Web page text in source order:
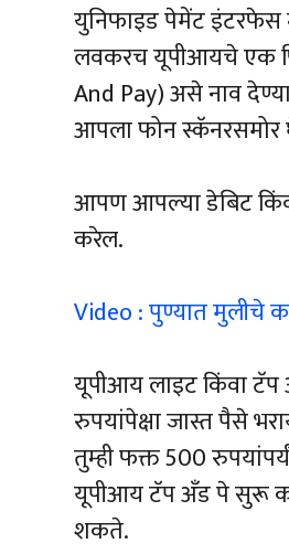
युनिफाइड पेमेंट
लवकरच यूपीआयचे एक
And Pay) असे नाव
आपला फोन
आपण आपल्या डेबिट किंवा
करेल.
Video : पुण्यात मुलीचे
यूपीआय लाइट किंवा टॅप
रुपयांपेक्षा जास्त पैसे
तुम्ही फक्त 500
यूपीआय टॅप अँड पे सुरू
शकते.